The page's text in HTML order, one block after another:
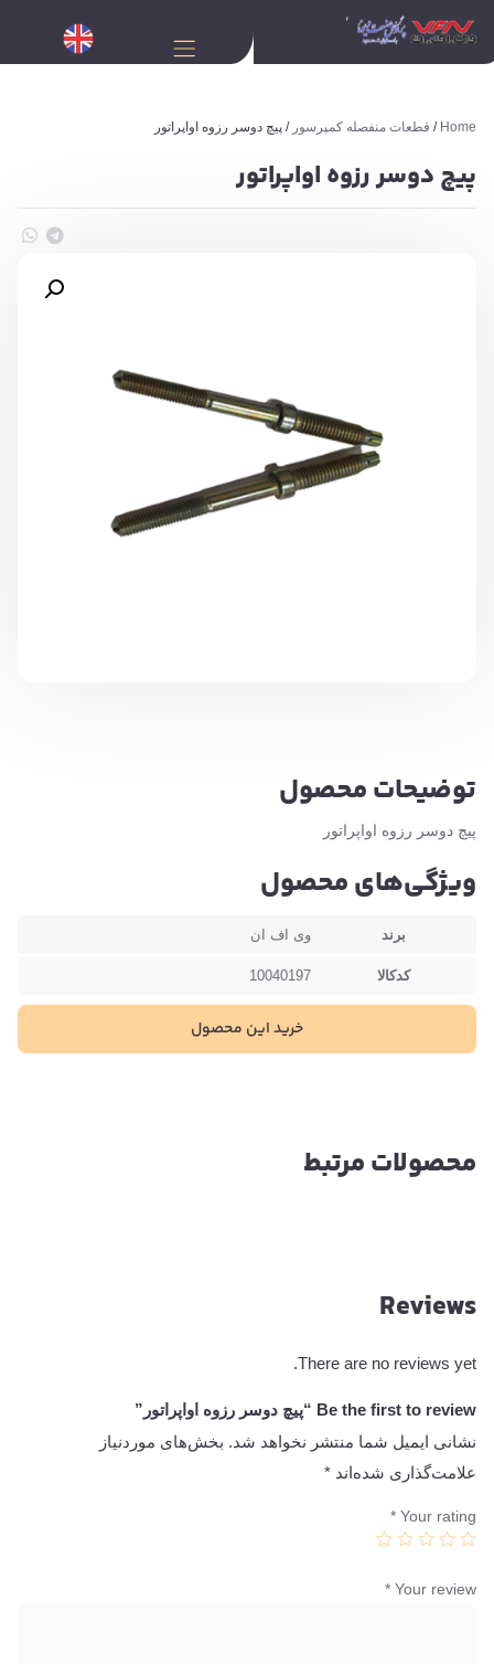
Home
/ قطعات منفصله کمپرسور / پیچ دوسر رزوه اواپراتور
پیچ دوسر رزوه اواپراتور
توضیحات محصول
پیچ دوسر رزوه اواپراتور
ویژگی‌های محصول
برند وی اف ان
کدکالا 10040197
خرید این محصول
محصولات مرتبط
Reviews
There are no reviews yet.
Be the first to review “پیچ دوسر رزوه اواپراتور”
نشانی ایمیل شما منتشر نخواهد شد. بخش‌های موردنیاز
علامت‌گذاری شده‌اند *
Your rating
*
Your review
*